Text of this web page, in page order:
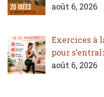
août 6, 2026
Exercices à
pour
août 6, 2026